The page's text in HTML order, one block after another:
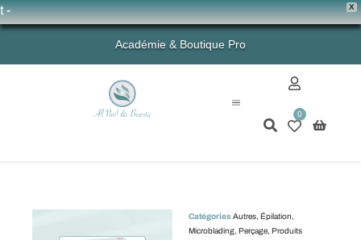
X
💗
Académie & Boutique Pro
0
Catégories Autres Épilation
Microblading Perçage Produits